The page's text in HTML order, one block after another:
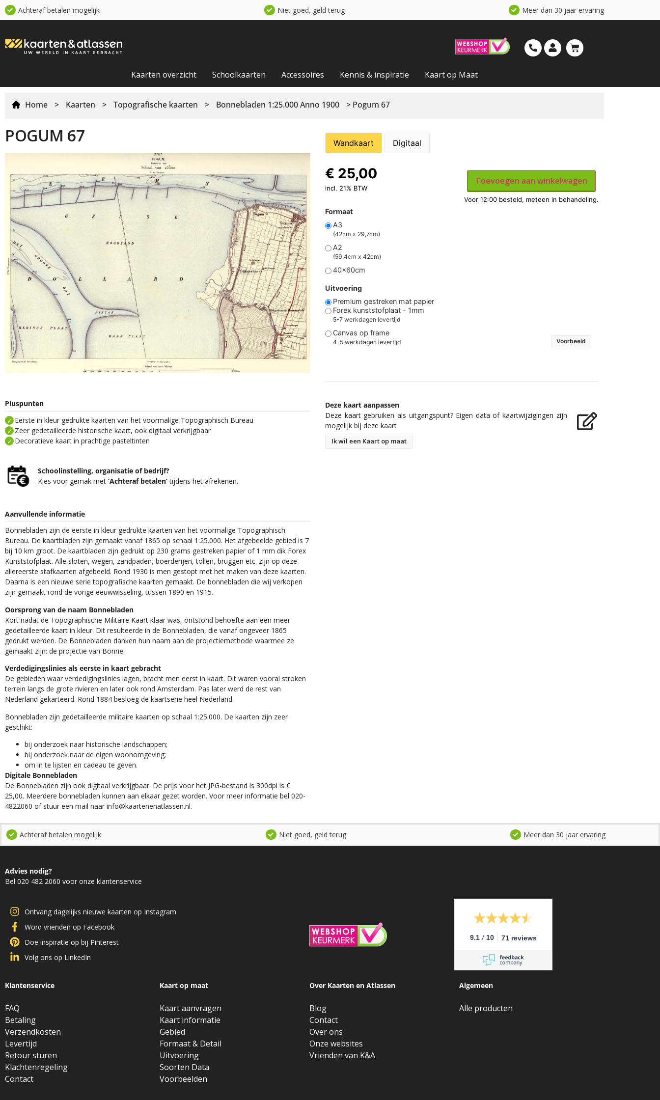
Achteraf betalen mogelijk Niet goed, geld terug Meer dan 30 jaar ervaring
Kaarten overzicht Schoolkaarten Accessoires Kennis & inspiratie Kaart op Maat
Home > Kaarten > Topografische kaarten > Bonnebladen 1:25.000 Anno 1900 > Pogum 67
POGUM 67
Pluspunten
Eerste in kleur gedrukte kaarten van het voormalige Topographisch Bureau
Zeer gedetailleerde historische kaart, ook digitaal verkrijgbaar
Decoratieve kaart in prachtige pasteltinten
Schoolinstelling, organisatie of bedrijf?
Kies voor gemak met‘Achteraf betalen’tijdens het afrekenen.
Aanvullende informatie
Bonnebladen zijn de eerste in kleur gedrukte kaarten van het voormalige Topographisch
Bureau. De kaartbladen zijn gemaakt vanaf 1865 op schaal 1:25.000. Het afgebeelde gebied is 7
bij 10 km groot. De kaartbladen zijn gedrukt op 230 grams gestreken papier of 1 mm dik Forex
Kunststofplaat. Alle sloten, wegen, zandpaden, boerderijen, tollen, bruggen etc. zijn op deze
allereerste stafkaarten afgebeeld. Rond 1930 is men gestopt met het maken van deze kaarten.
Daarna is een nieuwe serie topografische kaarten gemaakt. De bonnebladen die wij verkopen
zijn gemaakt rond de vorige eeuwwisseling, tussen 1890 en 1915.
Oorsprong van de naam Bonnebladen
Kort nadat de Topographische Militaire Kaart klaar was, ontstond behoefte aan een meer
gedetailleerde kaart in kleur. Dit resulteerde in de Bonnebladen, die vanaf ongeveer 1865
gedrukt werden. De Bonnebladen danken hun naam aan de projectiemethode waarmee ze
gemaakt zijn: de projectie van Bonne.
Verdedigingslinies als eerste in kaart gebracht
De gebieden waar verdedigingslinies lagen, bracht men eerst in kaart. Dit waren vooral stroken
terrein langs de grote rivieren en later ook rond Amsterdam. Pas later werd de rest van
Nederland gekarteerd. Rond 1884 besloeg de kaartserie heel Nederland.
Bonnebladen zijn gedetailleerde militaire kaarten op schaal 1:25.000. De kaarten zijn zeer
geschikt:​
​bij onderzoek naar historische landschappen;
bij onderzoek naar de eigen woonomgeving;
om in te lijsten en cadeau te geven.
Digitale Bonnebladen
De Bonnebladen zijn ook digitaal verkrijgbaar. De prijs voor het JPG-bestand is 300dpi is €
25,00. Meerdere bonnebladen kunnen aan elkaar gezet worden. Voor meer informatie bel 020-
4822060 of stuur een mail naar info@kaartenenatlassen.nl.
Wandkaart Digitaal
Formaat
A3
(42cm x 29,7cm)
A2
(59,4cm x 42cm)
40x60cm
Uitvoering
Premium gestreken mat papier
Forex kunststofplaat - 1mm
5-7 werkdagen levertijd
Canvas op frame
4-5 werkdagen levertijd Voorbeeld
€ 25,00
incl. 21% BTW
Toevoegen aan winkelwagen
Deze kaart aanpassen
Deze kaart gebruiken als uitgangspunt? Eigen data of kaartwijzigingen zijn
mogelijk bij deze kaart
Ik wil een Kaart op maat
Achteraf betalen mogelijk Niet goed, geld terug Meer dan 30 jaar ervaring
Advies nodig?
Bel 020 482 2060 voor onze klantenservice
Ontvang dagelijks nieuwe kaarten op Instagram
Word vrienden op Facebook
Doe inspiratie op bij Pinterest
Volg ons op LinkedIn
9.1 / 10 71 reviews
Klantenservice
FAQ
Betaling
Verzendkosten
Levertijd
Retour sturen
Klachtenregeling
Contact
Kaart op maat
Kaart aanvragen
Kaart informatie
Gebied
Formaat & Detail
Uitvoering
Soorten Data
Voorbeelden
Over Kaarten en Atlassen
Blog
Contact
Over ons
Onze websites
Vrienden van K&A
Algemeen
Alle producten